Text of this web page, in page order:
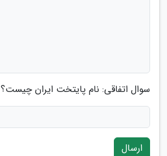
سوال اتفاقی: نام پایتخت ایران چیست؟
ارسال